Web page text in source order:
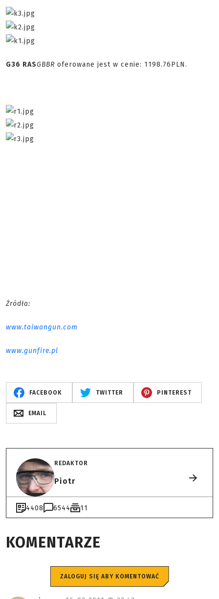
G36 RASGBBR oferowane jest w cenie: 1198.76PLN.
Źródła:
www.taiwangun.com
www.gunfire.pl
FACEBOOK TWITTER PINTEREST
EMAIL
REDAKTOR
Piotr
4408 6544 11
KOMENTARZE
ZALOGUJ SIĘ ABY KOMENTOWAĆ